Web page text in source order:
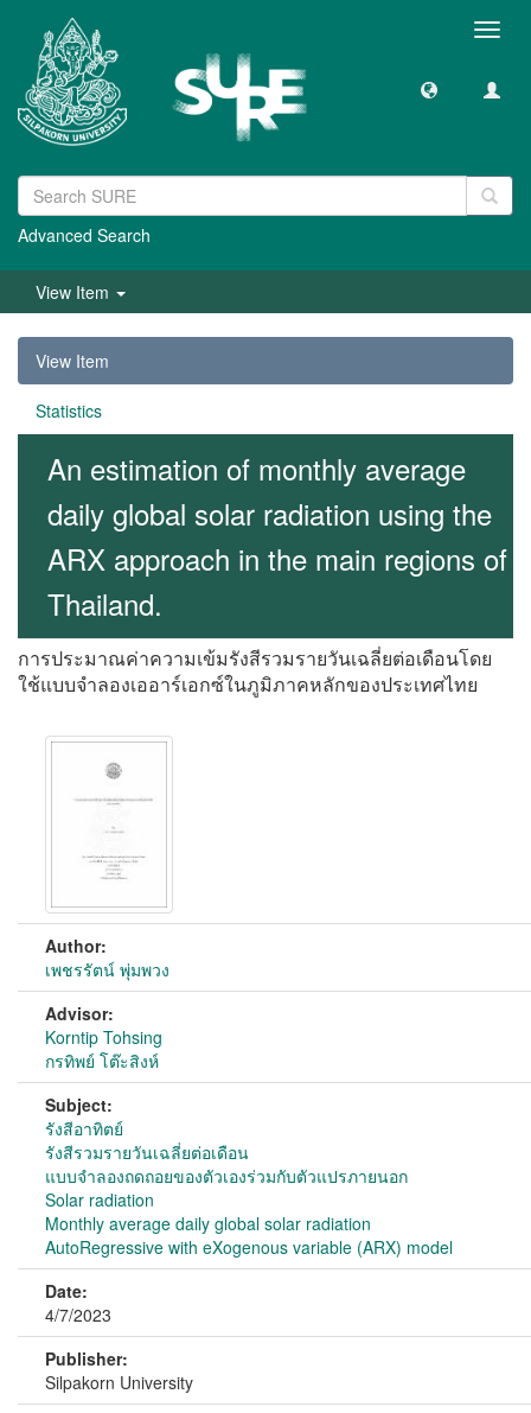
Advanced Search
View Item
View Item
Statistics
An estimation of monthly average
daily global solar radiation using the
ARX approach in the main regions of
Thailand.
การประมาณค่าความเข้มรังสีรวมรายวันเฉลี่ยต่อเดือนโดย
ใช้แบบจำลองเออาร์เอกซ์ในภูมิภาคหลักของประเทศไทย
Author:
เพชรรัตน์ พุ่มพวง
Advisor:
Korntip Tohsing
กรทิพย์ โต๊ะสิงห์
Subject:
รังสีอาทิตย์
รังสีรวมรายวันเฉลี่ยต่อเดือน
แบบจำลองถดถอยของตัวเองร่วมกับตัวแปรภายนอก
Solar radiation
Monthly average daily global solar radiation
AutoRegressive with eXogenous variable (ARX) model
Date:
4/7/2023
Publisher:
Silpakorn University